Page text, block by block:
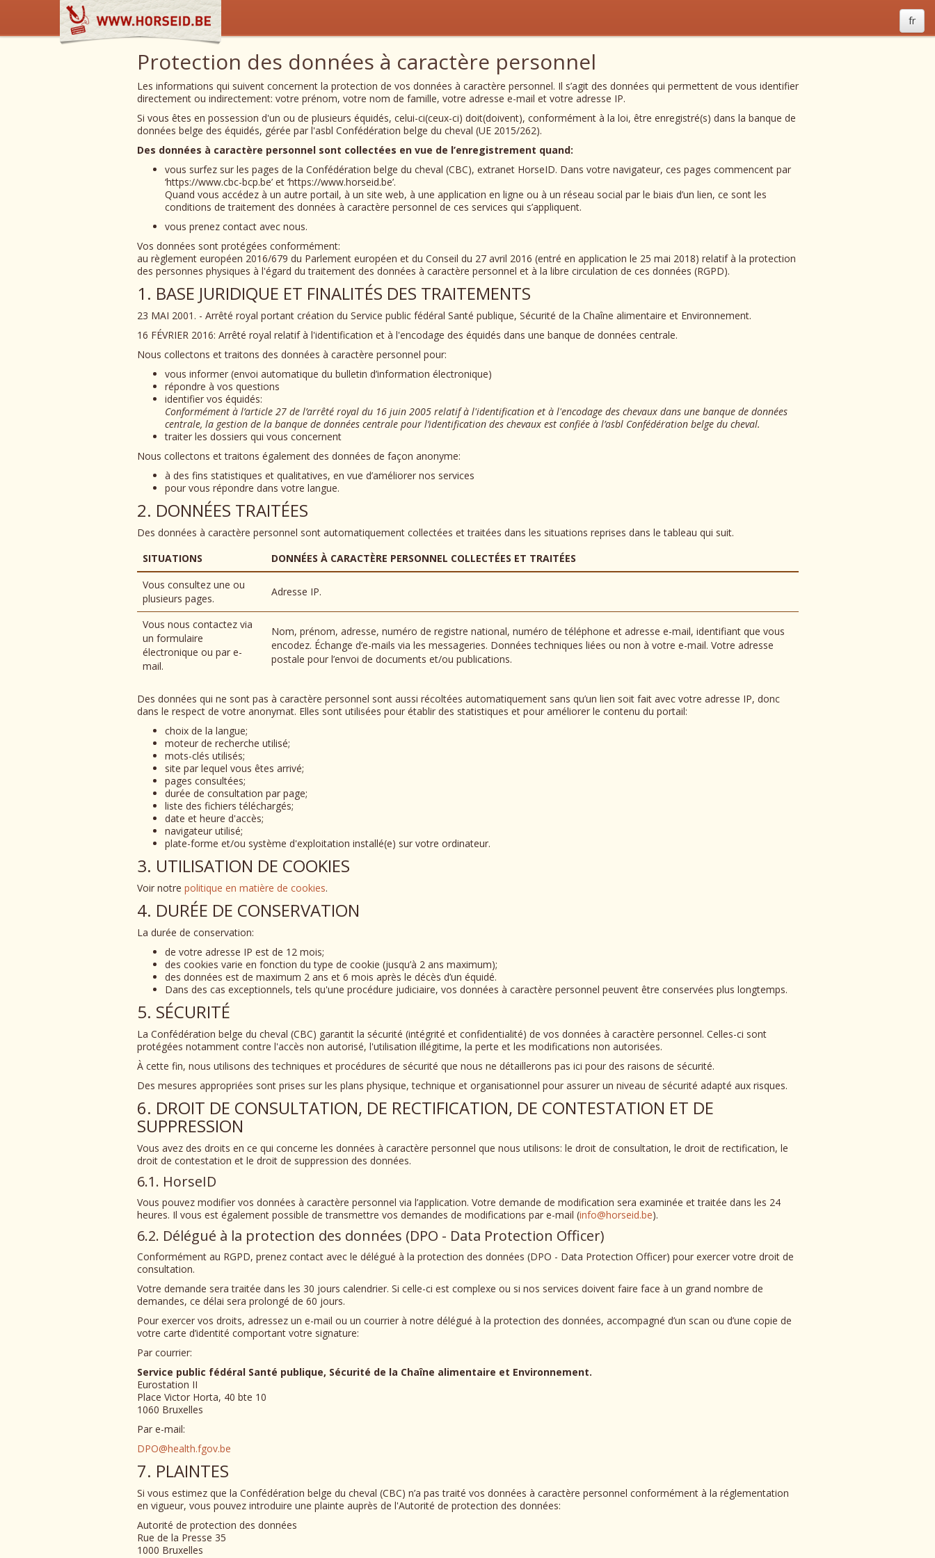
fr
Protection des données à caractère personnel
Les informations qui suivent concernent la protection de vos données à caractère personnel. Il s’agit des données qui permettent de vous identifier
directement ou indirectement: votre prénom, votre nom de famille, votre adresse e-mail et votre adresse IP.
Si vous êtes en possession d'un ou de plusieurs équidés, celui-ci(ceux-ci) doit(doivent), conformément à la loi, être enregistré(s) dans la banque de
données belge des équidés, gérée par l'asbl Confédération belge du cheval (UE 2015/262).
Des données à caractère personnel sont collectées en vue de l’enregistrement quand:
vous surfez sur les pages de la Confédération belge du cheval (CBC), extranet HorseID. Dans votre navigateur, ces pages commencent par
‘https://www.cbc-bcp.be’ et ‘https://www.horseid.be’.
Quand vous accédez à un autre portail, à un site web, à une application en ligne ou à un réseau social par le biais d’un lien, ce sont les
conditions de traitement des données à caractère personnel de ces services qui s’appliquent.
vous prenez contact avec nous.
Vos données sont protégées conformément:
au règlement européen 2016/679 du Parlement européen et du Conseil du 27 avril 2016 (entré en application le 25 mai 2018) relatif à la protection
des personnes physiques à l'égard du traitement des données à caractère personnel et à la libre circulation de ces données (RGPD).
1. BASE JURIDIQUE ET FINALITÉS DES TRAITEMENTS
23 MAI 2001. - Arrêté royal portant création du Service public fédéral Santé publique, Sécurité de la Chaîne alimentaire et Environnement.
16 FÉVRIER 2016: Arrêté royal relatif à l'identification et à l'encodage des équidés dans une banque de données centrale.
Nous collectons et traitons des données à caractère personnel pour:
vous informer (envoi automatique du bulletin d’information électronique)
répondre à vos questions
identifier vos équidés:
Conformément à l’article 27 de l’arrêté royal du 16 juin 2005 relatif à l'identification et à l'encodage des chevaux dans une banque de données
centrale, la gestion de la banque de données centrale pour l’identification des chevaux est confiée à l’asbl Confédération belge du cheval.
traiter les dossiers qui vous concernent
Nous collectons et traitons également des données de façon anonyme:
à des fins statistiques et qualitatives, en vue d’améliorer nos services
pour vous répondre dans votre langue.
2. DONNÉES TRAITÉES
Des données à caractère personnel sont automatiquement collectées et traitées dans les situations reprises dans le tableau qui suit.
SITUATIONS
DONNÉES À CARACTÈRE PERSONNEL COLLECTÉES ET TRAITÉES
Vous consultez une ou
plusieurs pages.
Adresse IP.
Vous nous contactez via
un formulaire
électronique ou par e-
mail.
Nom, prénom, adresse, numéro de registre national, numéro de téléphone et adresse e-mail, identifiant que vous
encodez. Échange d’e-mails via les messageries. Données techniques liées ou non à votre e-mail. Votre adresse
postale pour l’envoi de documents et/ou publications.
Des données qui ne sont pas à caractère personnel sont aussi récoltées automatiquement sans qu’un lien soit fait avec votre adresse IP, donc
dans le respect de votre anonymat. Elles sont utilisées pour établir des statistiques et pour améliorer le contenu du portail:
choix de la langue;
moteur de recherche utilisé;
mots-clés utilisés;
site par lequel vous êtes arrivé;
pages consultées;
durée de consultation par page;
liste des fichiers téléchargés;
date et heure d'accès;
navigateur utilisé;
plate-forme et/ou système d'exploitation installé(e) sur votre ordinateur.
3. UTILISATION DE COOKIES
Voir notre politique en matière de cookies.
4. DURÉE DE CONSERVATION
La durée de conservation:
de votre adresse IP est de 12 mois;
des cookies varie en fonction du type de cookie (jusqu’à 2 ans maximum);
des données est de maximum 2 ans et 6 mois après le décès d’un équidé.
Dans des cas exceptionnels, tels qu'une procédure judiciaire, vos données à caractère personnel peuvent être conservées plus longtemps.
5. SÉCURITÉ
La Confédération belge du cheval (CBC) garantit la sécurité (intégrité et confidentialité) de vos données à caractère personnel. Celles-ci sont
protégées notamment contre l'accès non autorisé, l'utilisation illégitime, la perte et les modifications non autorisées.
À cette fin, nous utilisons des techniques et procédures de sécurité que nous ne détaillerons pas ici pour des raisons de sécurité.
Des mesures appropriées sont prises sur les plans physique, technique et organisationnel pour assurer un niveau de sécurité adapté aux risques.
6. DROIT DE CONSULTATION, DE RECTIFICATION, DE CONTESTATION ET DE
SUPPRESSION
Vous avez des droits en ce qui concerne les données à caractère personnel que nous utilisons: le droit de consultation, le droit de rectification, le
droit de contestation et le droit de suppression des données.
6.1. HorseID
Vous pouvez modifier vos données à caractère personnel via l’application. Votre demande de modification sera examinée et traitée dans les 24
heures. Il vous est également possible de transmettre vos demandes de modifications par e-mail (info@horseid.be).
6.2. Délégué à la protection des données (DPO - Data Protection Officer)
Conformément au RGPD, prenez contact avec le délégué à la protection des données (DPO - Data Protection Officer) pour exercer votre droit de
consultation.
Votre demande sera traitée dans les 30 jours calendrier. Si celle-ci est complexe ou si nos services doivent faire face à un grand nombre de
demandes, ce délai sera prolongé de 60 jours.
Pour exercer vos droits, adressez un e-mail ou un courrier à notre délégué à la protection des données, accompagné d’un scan ou d’une copie de
votre carte d’identité comportant votre signature:
Par courrier:
Service public fédéral Santé publique, Sécurité de la Chaîne alimentaire et Environnement.
Eurostation II
Place Victor Horta, 40 bte 10
1060 Bruxelles
Par e-mail:
DPO@health.fgov.be
7. PLAINTES
Si vous estimez que la Confédération belge du cheval (CBC) n’a pas traité vos données à caractère personnel conformément à la réglementation
en vigueur, vous pouvez introduire une plainte auprès de l'Autorité de protection des données:
Autorité de protection des données
Rue de la Presse 35
1000 Bruxelles